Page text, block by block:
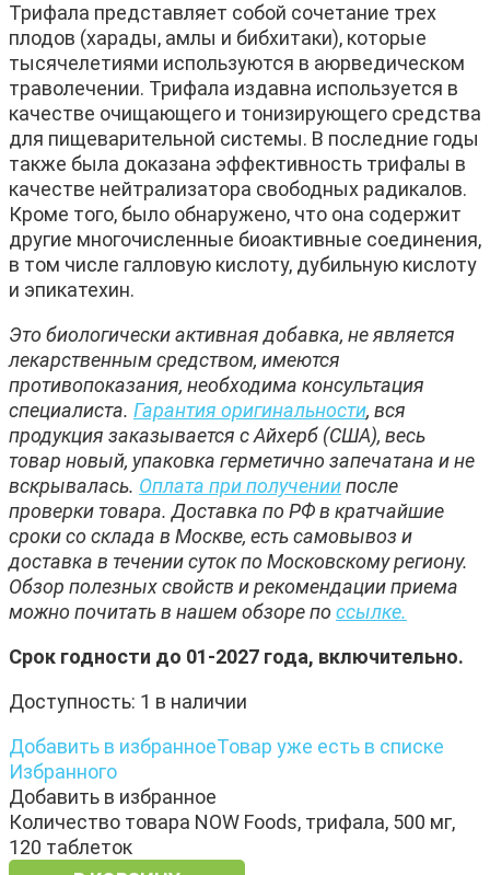
Трифала представляет собой сочетание трех
плодов (харады, амлы и бибхитаки), которые
тысячелетиями используются в аюрведическом
траволечении. Трифала издавна используется в
качестве очищающего и тонизирующего средства
для пищеварительной системы. В последние годы
также была доказана эффективность трифалы в
качестве нейтрализатора свободных радикалов.
Кроме того, было обнаружено, что она содержит
другие многочисленные биоактивные соединения,
в том числе галловую кислоту, дубильную кислоту
и эпикатехин.
Это биологически активная добавка, не является
лекарственным средством, имеются
противопоказания, необходима консультация
специалиста. Гарантия оригинальности, вся
продукция заказывается с Айхерб (США), весь
товар новый, упаковка герметично запечатана и не
вскрывалась. Оплата при получениипосле
проверки товара. Доставка по РФ в кратчайшие
сроки со склада в Москве, есть самовывоз и
доставка в течении суток по Московскому региону.
Обзор полезных свойств и рекомендации приема
можно почитать в нашем обзоре по ссылке.
Срок годности до 01-2027 года, включительно.
Доступность: 1 в наличии
Добавить в избранноеТовар уже есть в списке
Избранного
Добавить в избранное
Количество товара NOW Foods, трифала, 500 мг,
120 таблеток